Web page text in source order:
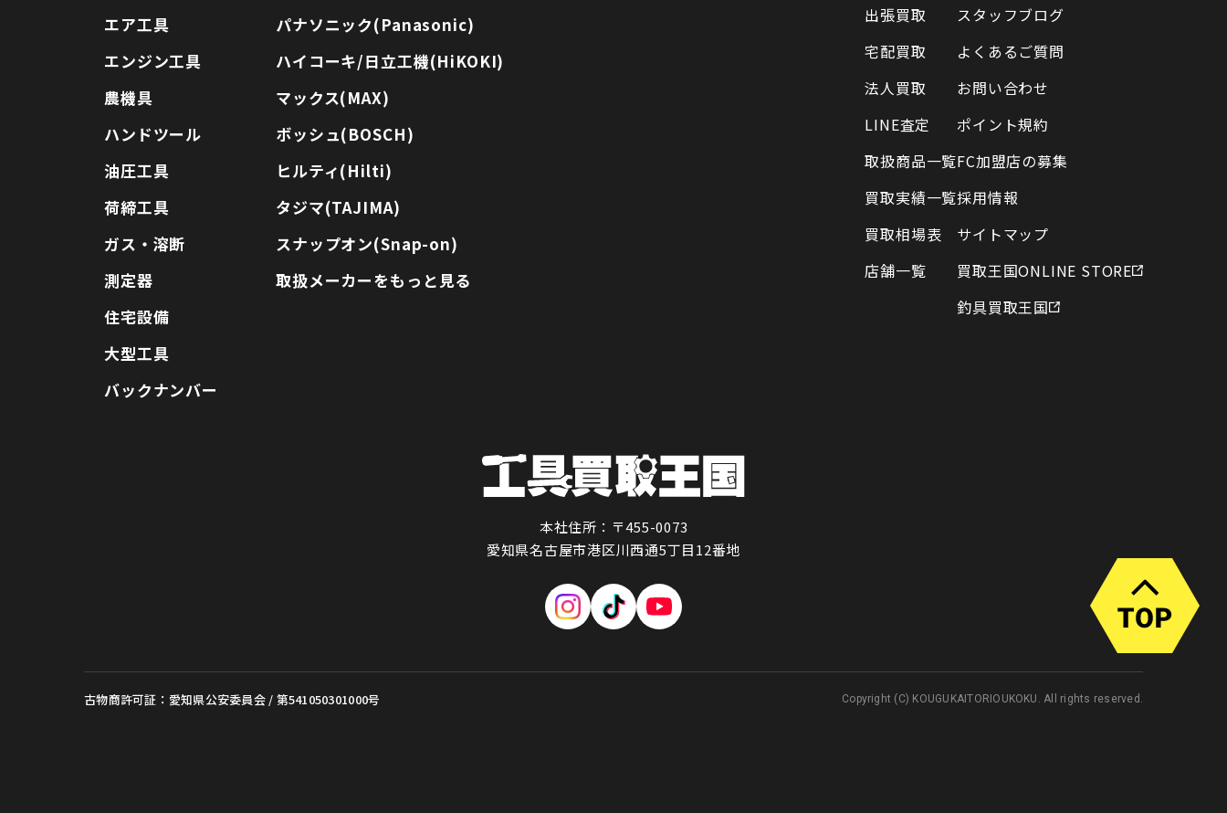
エア工具
エンジン工具
農機具
ハンドツール
油圧工具
荷締工具
ガス・溶断
測定器
住宅設備
大型工具
バックナンバー
パナソニック(Panasonic)
ハイコーキ/日立工機(HiKOKI)
マックス(MAX)
ボッシュ(BOSCH)
ヒルティ(Hilti)
タジマ(TAJIMA)
スナップオン(Snap-on)
取扱メーカーをもっと見る
出張買取
宅配買取
法人買取
LINE査定
取扱商品一覧
買取実績一覧
買取相場表
店舗一覧
スタッフブログ
よくあるご質問
お問い合わせ
ポイント規約
FC加盟店の募集
採用情報
サイトマップ
買取王国ONLINE STORE
釣具買取王国
本社住所：〒455-0073
愛知県名古屋市港区川西通5丁目12番地
古物商許可証：愛知県公安委員会 / 第541050301000号 Copyright (C) KOUGUKAITORIOUKOKU. All rights reserved.